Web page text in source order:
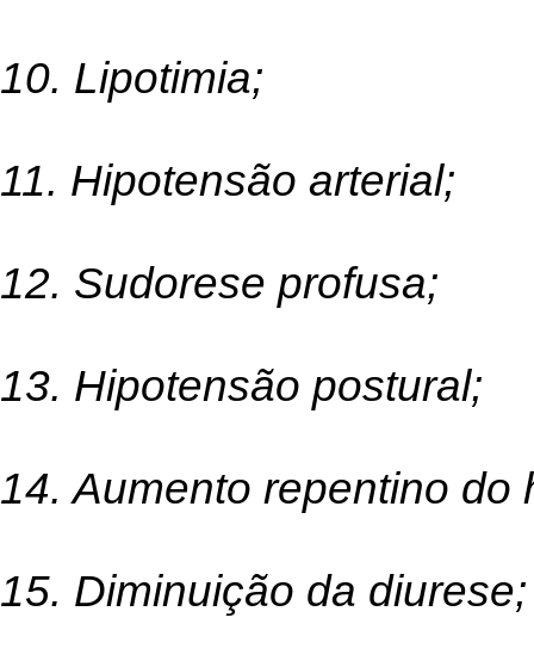
10. Lipotimia;
11. Hipotensão arterial;
12. Sudorese profusa;
13. Hipotensão postural;
14. Aumento repentino do
15. Diminuição da diurese;